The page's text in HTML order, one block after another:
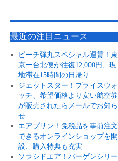
最近の注目ニュース
ピーチ弾丸スペシャル運賃！東
京ー台北便が往復12,000円、現
地滞在15時間の日帰り
ジェットスター！プライスウォ
ッチ、希望価格より安い航空券
が販売されたらメールでお知ら
せ
エアプサン！免税品を事前注文
できるオンラインショップを開
設、購入特典も充実
ソラシドエア！バーゲンシリー